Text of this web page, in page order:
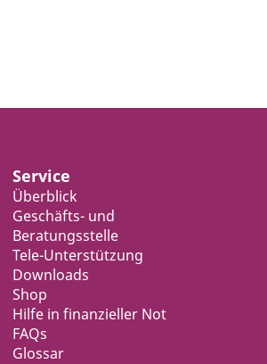
Service
Überblick
Geschäfts- und
Beratungsstelle
Tele-Unterstützung
Downloads
Shop
Hilfe in finanzieller Not
FAQs
Glossar